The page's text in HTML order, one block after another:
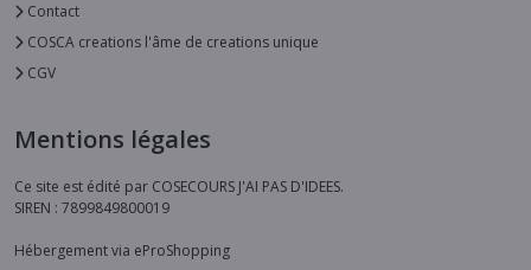
Contact
COSCA creations l'âme de creations unique
CGV
Mentions légales
Ce site est édité par COSECOURS J'AI PAS D'IDEES.
SIREN : 7899849800019
Hébergement via eProShopping